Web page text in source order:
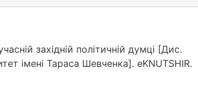
західній політичній думці [Дис.
імені Тараса Шевченка]. eKNUTSHIR.